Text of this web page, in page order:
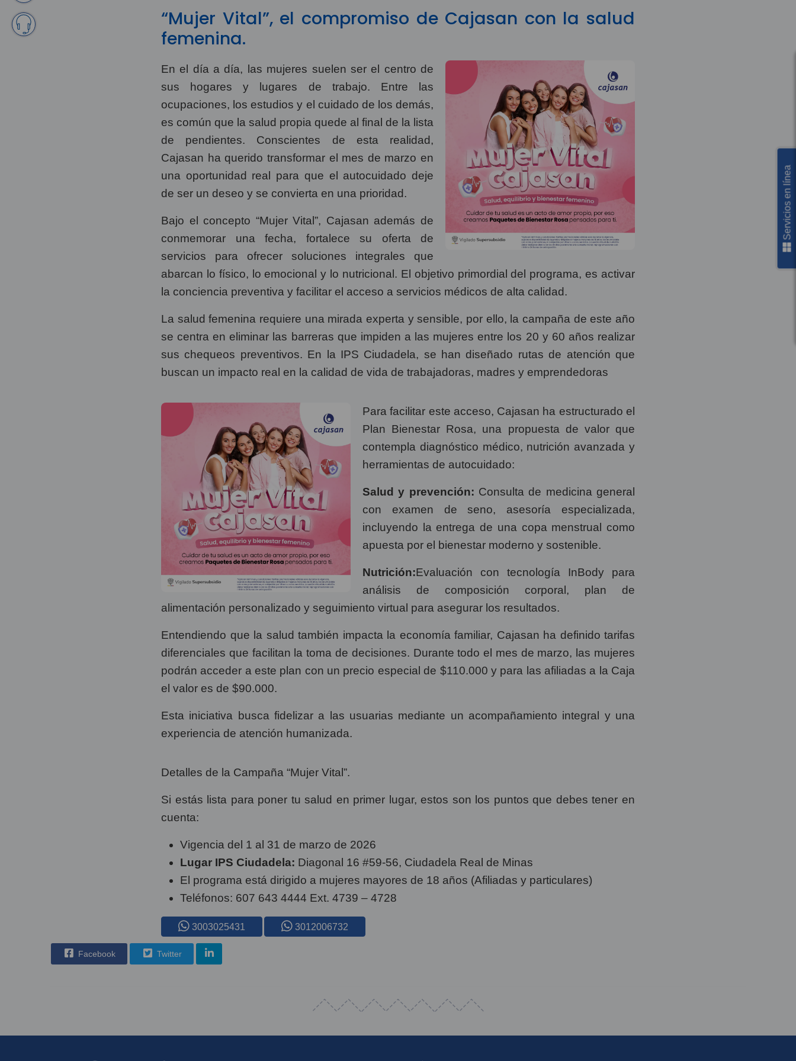
“Mujer Vital”, el compromiso de Cajasan con la salud
femenina.
En el día a día, las mujeres suelen ser el centro de
sus hogares y lugares de trabajo. Entre las
ocupaciones, los estudios y el cuidado de los demás,
es común que la salud propia quede al final de la lista
de pendientes. Conscientes de esta realidad,
Cajasan ha querido transformar el mes de marzo en
una oportunidad real para que el autocuidado deje
de ser un deseo y se convierta en una prioridad.
Bajo el concepto “Mujer Vital”, Cajasan además de
conmemorar una fecha, fortalece su oferta de
servicios para ofrecer soluciones integrales que
abarcan lo físico, lo emocional y lo nutricional. El objetivo primordial del programa, es activar
la conciencia preventiva y facilitar el acceso a servicios médicos de alta calidad.
La salud femenina requiere una mirada experta y sensible, por ello, la campaña de este año
se centra en eliminar las barreras que impiden a las mujeres entre los 20 y 60 años realizar
sus chequeos preventivos. En la IPS Ciudadela, se han diseñado rutas de atención que
buscan un impacto real en la calidad de vida de trabajadoras, madres y emprendedoras
Para facilitar este acceso, Cajasan ha estructurado el
Plan Bienestar Rosa, una propuesta de valor que
contempla diagnóstico médico, nutrición avanzada y
herramientas de autocuidado:
Salud y prevención: Consulta de medicina general
con examen de seno, asesoría especializada,
incluyendo la entrega de una copa menstrual como
apuesta por el bienestar moderno y sostenible.
Nutrición:Evaluación con tecnología InBody para
análisis de composición corporal, plan de
alimentación personalizado y seguimiento virtual para asegurar los resultados.
Entendiendo que la salud también impacta la economía familiar, Cajasan ha definido tarifas
diferenciales que facilitan la toma de decisiones. Durante todo el mes de marzo, las mujeres
podrán acceder a este plan con un precio especial de $110.000 y para las afiliadas a la Caja
el valor es de $90.000.
Esta iniciativa busca fidelizar a las usuarias mediante un acompañamiento integral y una
experiencia de atención humanizada.
Detalles de la Campaña “Mujer Vital”.
Si estás lista para poner tu salud en primer lugar, estos son los puntos que debes tener en
cuenta:
Vigencia del 1 al 31 de marzo de 2026
Lugar IPS Ciudadela: Diagonal 16 #59-56, Ciudadela Real de Minas
El programa está dirigido a mujeres mayores de 18 años (Afiliadas y particulares)
Teléfonos: 607 643 4444 Ext. 4739 – 4728
3003025431 3012006732
Facebook Twitter
Servicios en línea